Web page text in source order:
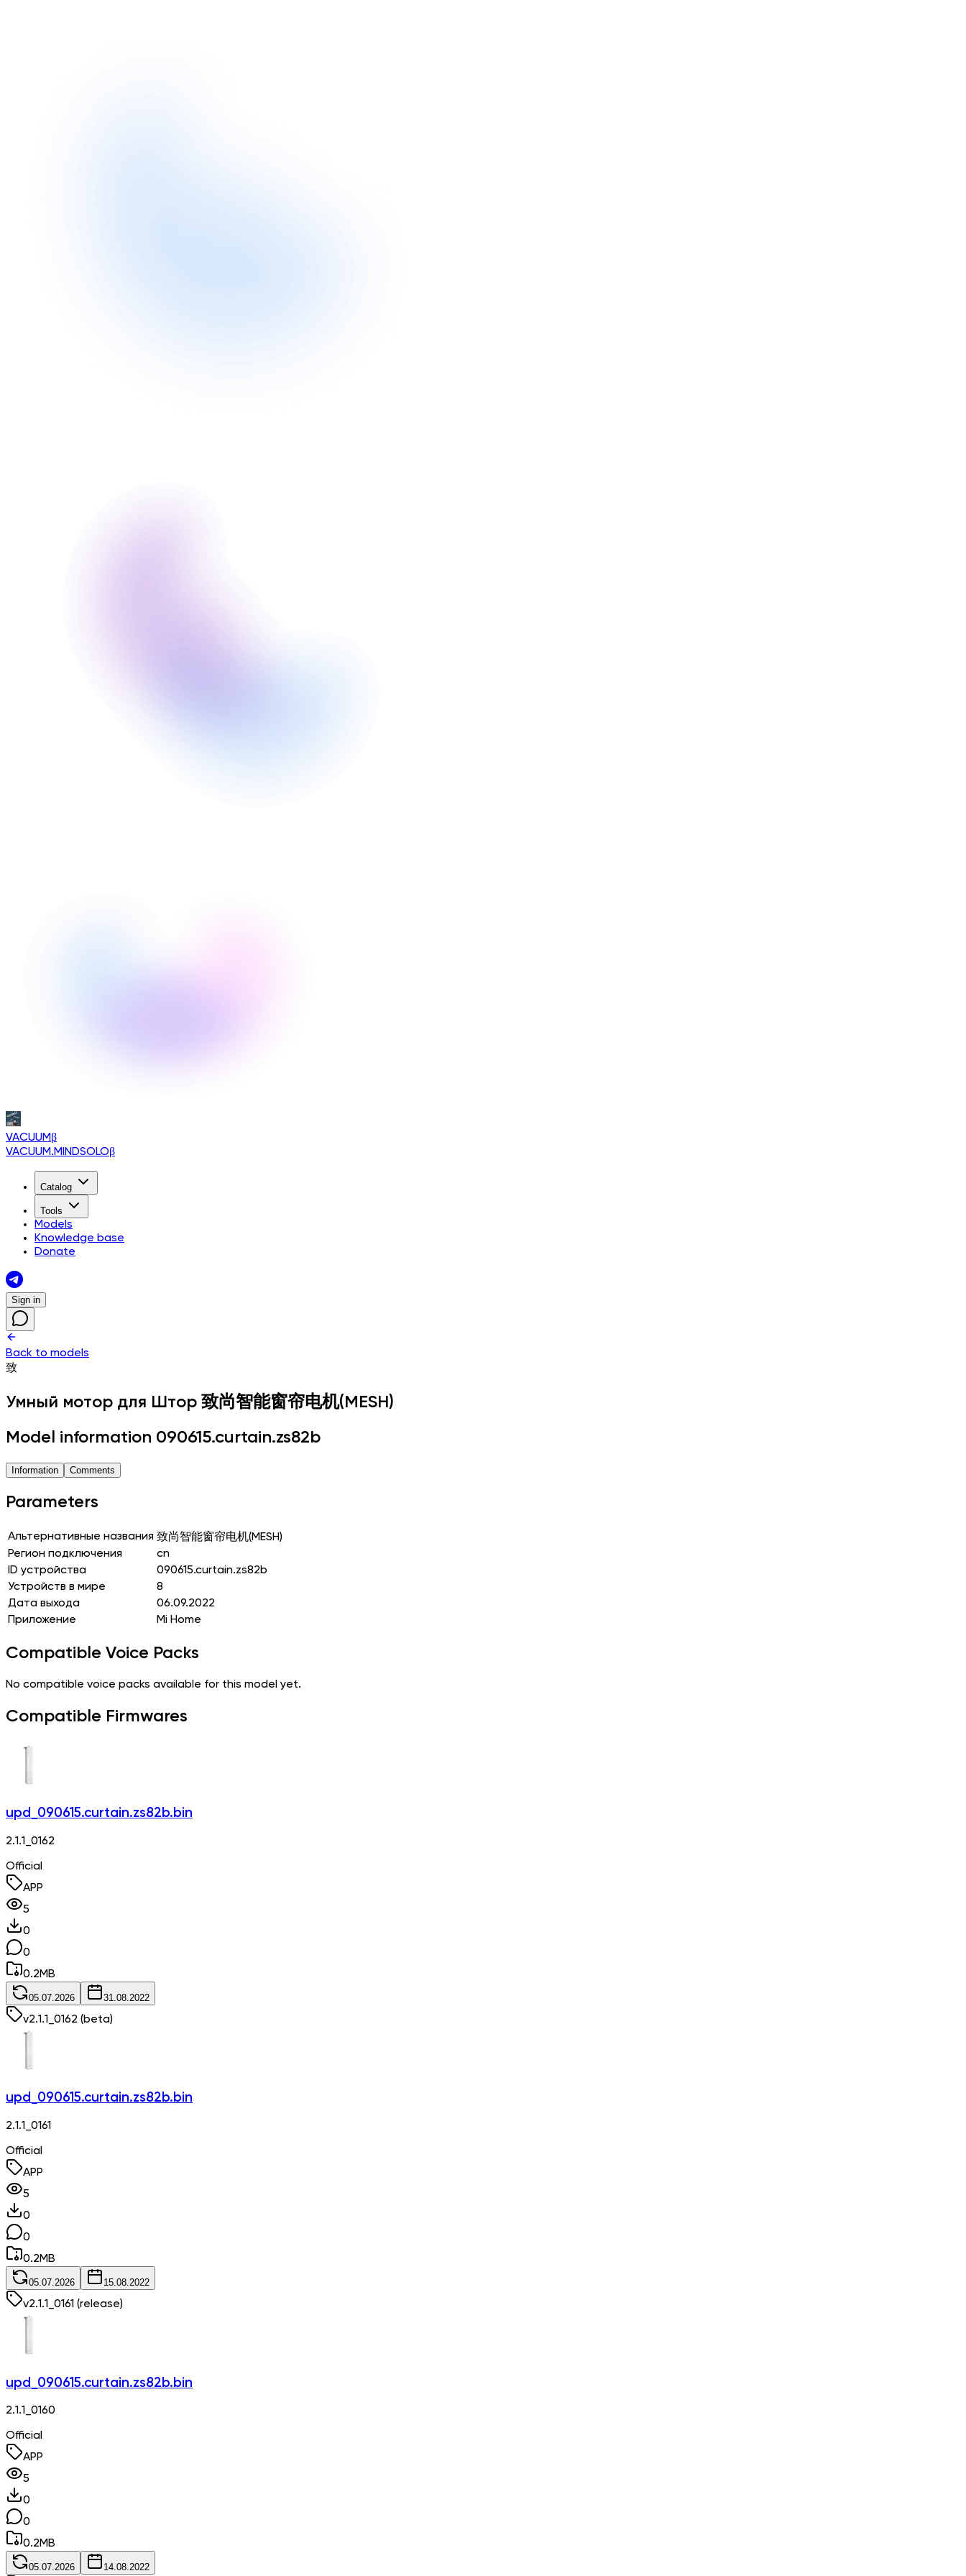
VACUUMβ
VACUUM.MINDSOLOβ
Catalog
Tools
Models
Knowledge base
Donate
Sign in
Back to models
致
Умный мотор для Штор 致尚智能窗帘电机(MESH)
Model information 090615.curtain.zs82b
Information Comments
Parameters
Альтернативные названия 致尚智能窗帘电机(MESH)
Регион подключения
cn
ID устройства
090615.curtain.zs82b
Устройств в мире
8
Дата выхода
06.09.2022
Приложение
Mi Home
Compatible Voice Packs
No compatible voice packs available for this model yet.
Compatible Firmwares
upd_090615.curtain.zs82b.bin
2.1.1_0162
Official
APP
5
0
0
0.2MB
05.07.2026 31.08.2022
v2.1.1_0162 (beta)
upd_090615.curtain.zs82b.bin
2.1.1_0161
Official
APP
5
0
0
0.2MB
05.07.2026 15.08.2022
v2.1.1_0161 (release)
upd_090615.curtain.zs82b.bin
2.1.1_0160
Official
APP
5
0
0
0.2MB
05.07.2026 14.08.2022